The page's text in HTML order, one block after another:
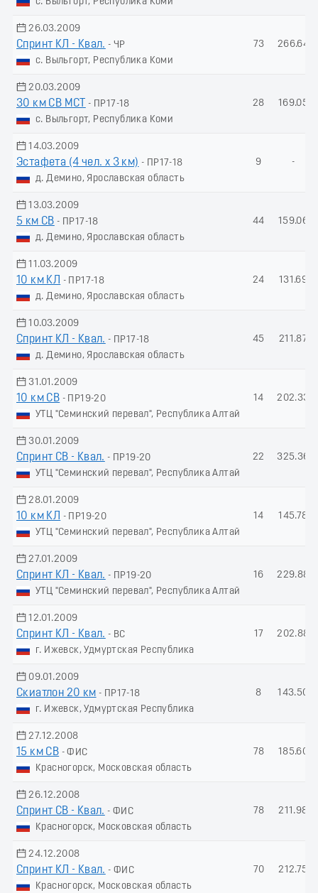
26.03.2009
Спринт КЛ - Квал. - ЧР
с. Выльгорт, Республика Коми
73 266.64
20.03.2009
30 км СВ МСТ
- ПР17-18
с. Выльгорт, Республика Коми
28 169.05
14.03.2009
Эстафета (4 чел. х 3 км) - ПР17-18
д. Демино, Ярославская область
9 -
13.03.2009
5 км СВ - ПР17-18
д. Демино, Ярославская область
44 159.06
11.03.2009
10 км КЛ
- ПР17-18
д. Демино, Ярославская область
24 131.69
10.03.2009
Спринт КЛ - Квал. - ПР17-18
д. Демино, Ярославская область
45 211.87
31.01.2009
10 км СВ - ПР19-20
УТЦ "Семинский перевал", Республика Алтай
14 202.33
30.01.2009
Спринт СВ - Квал. - ПР19-20
УТЦ "Семинский перевал", Республика Алтай
22 325.36
28.01.2009
10 км КЛ
- ПР19-20
УТЦ "Семинский перевал", Республика Алтай
14 145.78
27.01.2009
Спринт КЛ - Квал. - ПР19-20
УТЦ "Семинский перевал", Республика Алтай
16 229.88
12.01.2009
Спринт КЛ - Квал. - ВС
г. Ижевск, Удмуртская Республика
17 202.88
09.01.2009
Скиатлон 20 км - ПР17-18
г. Ижевск, Удмуртская Республика
8 143.50
27.12.2008
15 км СВ - ФИС
Красногорск, Московская область
78 185.60
26.12.2008
Спринт СВ - Квал. - ФИС
Красногорск, Московская область
78 211.98
24.12.2008
Спринт КЛ - Квал. - ФИС
Красногорск, Московская область
70 212.75